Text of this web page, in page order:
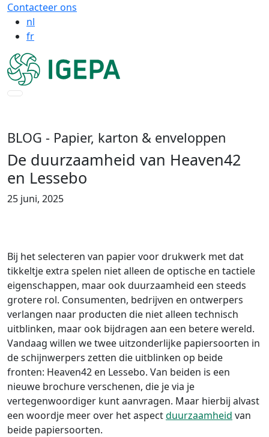
Contacteer ons
nl
fr
BLOG - Papier, karton & enveloppen
De duurzaamheid van Heaven42
en Lessebo
25 juni, 2025
Bij het selecteren van papier voor drukwerk met dat
tikkeltje extra spelen niet alleen de optische en tactiele
eigenschappen, maar ook duurzaamheid een steeds
grotere rol. Consumenten, bedrijven en ontwerpers
verlangen naar producten die niet alleen technisch
uitblinken, maar ook bijdragen aan een betere wereld.
Vandaag willen we twee uitzonderlijke papiersoorten in
de schijnwerpers zetten die uitblinken op beide
fronten: Heaven42 en Lessebo. Van beiden is een
nieuwe brochure verschenen, die je via je
vertegenwoordiger kunt aanvragen. Maar hierbij alvast
een woordje meer over het aspectduurzaamheid van
beide papiersoorten.